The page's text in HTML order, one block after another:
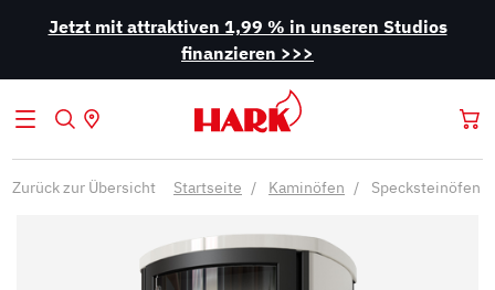
Jetzt mit attraktiven 1,99 % in unseren Studios
finanzieren >>>
Zurück zur Übersicht Startseite Kaminöfen Specksteinöfen